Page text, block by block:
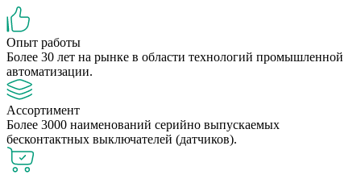
Опыт работы
Более 30 лет на рынке в области технологий промышленной
автоматизации.
Ассортимент
Более 3000 наименований серийно выпускаемых
бесконтактных выключателей (датчиков).